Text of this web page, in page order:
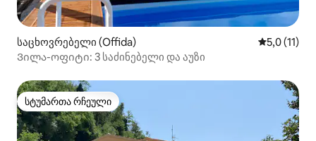
საცხოვრებელი (Offida) საშუალო
5,0 (11)
Ვილა-ოფიტი: 3 საძინებელი და აუზი
სტუმართა რჩეული
სტუმართა რჩეული